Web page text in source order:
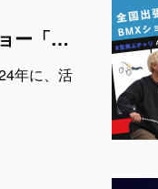
AIR TRICK SHOW® BMXパフォーマンスショー「2024年活動開始から10周年を迎えます」
年に、活